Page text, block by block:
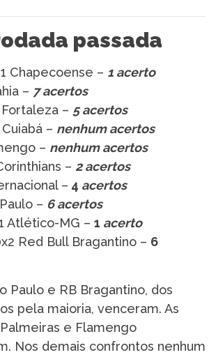
passada
Chapecoense – 1 acerto
– 7 acertos
– 5 acertos
– nenhum acertos
– nenhum acertos
– 2 acertos
– 4 acertos
– 6 acertos
Atlético-MG – 1 acerto
Red Bull Bragantino – 6
Paulo e RB Bragantino, dos
pela maioria, venceram. As
e Flamengo
Nos demais confrontos nenhum